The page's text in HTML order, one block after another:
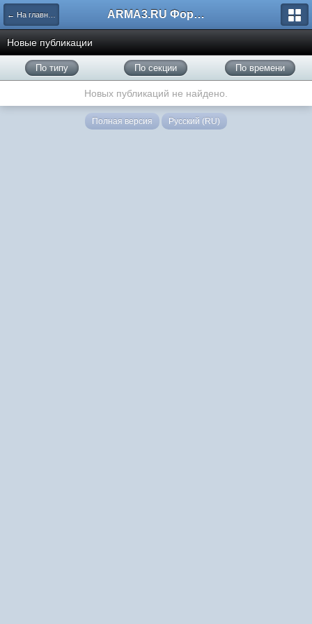
← На главную ARMA3.RU Форум
Новые публикации
По типу По секции По времени
Новых публикаций не найдено.
Полная версия Русский (RU)